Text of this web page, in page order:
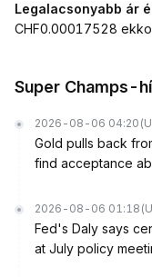
Legalacsonyabb ár
CHF0.00017528
Super Champs-
2026-08-06 04:20
Gold pulls back
find acceptance
2026-08-06 01:18
Fed's Daly says
at July policy